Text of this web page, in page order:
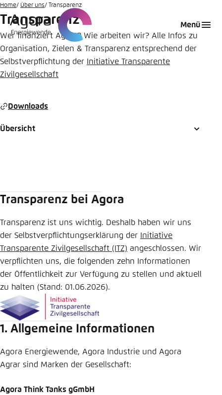
Zum
Hauptinhalt
gehen
Menü
Home Über uns Transparenz
Transparenz
Wer finanziert Agora? Wie arbeiten wir? Alle Infos zu
Organisation, Zielen & Transparenz entsprechend der
Selbstverpflichtung der
Initiative Transparente
Zivilgesellschaft
Downloads
Übersicht
Transparenz bei Agora
Transparenz ist uns wichtig. Deshalb haben wir uns
der Selbstverpflichtungserklärung der
Initiative
Transparente Zivilgesellschaft (ITZ) angeschlossen. Wir
verpflichten uns, die folgenden zehn Informationen
der Öffentlichkeit zur Verfügung zu stellen und aktuell
zu halten (Stand: 01.06.2026).
1. Allgemeine Informationen
Agora Energiewende, Agora Industrie und Agora
Agrar sind Marken der Gesellschaft:
Agora Think Tanks gGmbH
Login
Melden Sie sich an um ..., ... und ... zu verwalten.
Benutzername
Passwort Passwort vergessen?
Sprache auswählen
Englisch
Agora Think Tanks
Erscheinungsbild der Webseite
Diese Webseite passt ihr Farbschema basierend
auf Ihren Einstellungen an. Wählen Sie aus,
welches Farbschema Sie für diese Webseite
verwenden möchten.
Automatisch
Einstellung für diese Webseite im Browser
speichern
Übernehmen